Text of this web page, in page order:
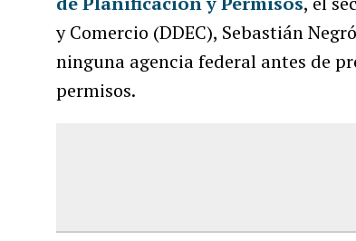
y Comercio (DDEC), Sebastián
ninguna agencia federal antes de
permisos.